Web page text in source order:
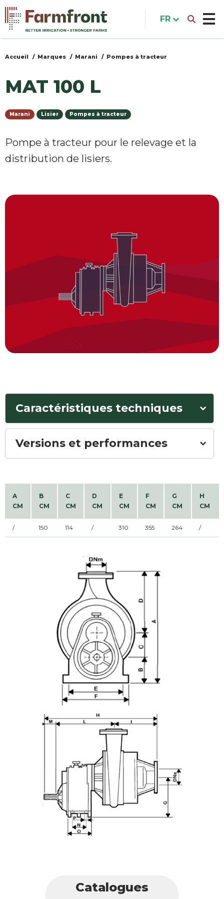
Aller
au
contenu
principal
Vous
ici
Accueil Marques Marani Pompes à tracteur
MAT 100 L
Marani Lisier Pompes à tracteur
Pompe à tracteur pour le relevage et la
distribution de lisiers.
Caractéristiques techniques
Versions et performances
A
CM
B
CM
C
CM
D
CM
E
CM
F
CM
G
CM
H
CM
/ 150 114 / 310 355 264 /
Catalogues
FR